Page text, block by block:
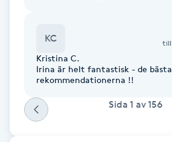
Gruppträning
Gua Sha-massage
H
KC till
Kristina C.
Irina är helt fantastisk - de bästa
rekommendationerna !!
Sida 1 av156